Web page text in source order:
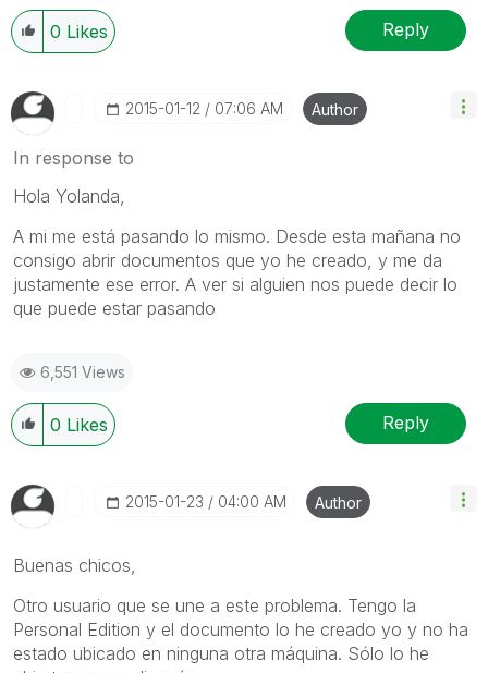
0 Likes Reply
‎2015-01-12 07:06 AM Author
In response to
Hola Yolanda,
A mi me está pasando lo mismo. Desde esta mañana no
consigo abrir documentos que yo he creado, y me da
justamente ese error. A ver si alguien nos puede decir lo
que puede estar pasando
6,551 Views
0 Likes Reply
‎2015-01-23 04:00 AM Author
Buenas chicos,
Otro usuario que se une a este problema. Tengo la
Personal Edition y el documento lo he creado yo y no ha
estado ubicado en ninguna otra máquina. Sólo lo he